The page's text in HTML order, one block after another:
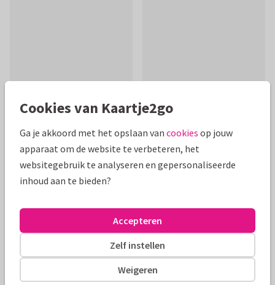
Productinformatie
Felicitatiekaartje met foto voor iemand die met pensioen
voor een nieuw hoofdstuk!
Alle kaarten zijn helemaal naar wens aan te passen
Felicitatiekaarten Tirza Pensioen
Cookies van Kaartje2go
Ga je akkoord met het opslaan van cookies op jouw
apparaat om de website te verbeteren, het
websitegebruik te analyseren en gepersonaliseerde
inhoud aan te bieden?
Weigeren
Zelf instellen
Accepteren